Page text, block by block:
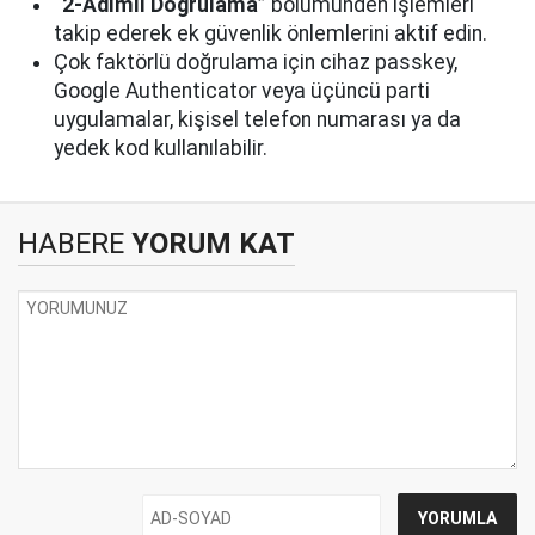
“2-Adımlı Doğrulama” bölümünden işlemleri
takip ederek ek güvenlik önlemlerini aktif edin.
Çok faktörlü doğrulama için cihaz passkey,
Google Authenticator veya üçüncü parti
uygulamalar, kişisel telefon numarası ya da
yedek kod kullanılabilir.
HABERE YORUM KAT